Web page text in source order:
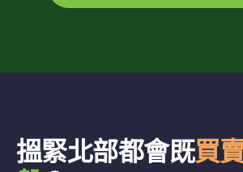
搵緊北部都會既買